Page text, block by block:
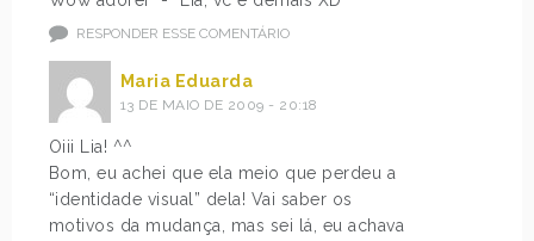
RESPONDER ESSE COMENTÁRIO
Maria Eduarda
13 DE MAIO DE 2009 - 20:18
Oiii Lia! ^^
Bom, eu achei que ela meio que perdeu a
“identidade visual” dela! Vai saber os
motivos da mudança, mas sei lá, eu achava